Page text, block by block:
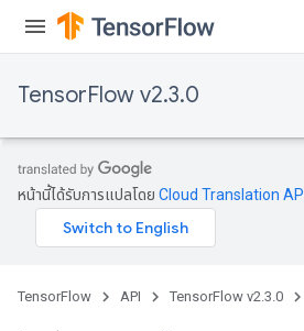
TensorFlow v2.3.0
หน้านี้ได้รับการแปลโดย Cloud Translation API
TensorFlow API TensorFlow v2.3.0